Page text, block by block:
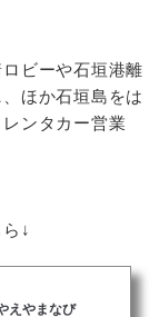
ビーや石垣港離
ほか石垣島をは
ンタカー営業
ら↓
えやまなび